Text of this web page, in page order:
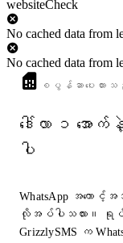
websiteCheck
No cached data from
No cached data from
စပွန်ဆာပေးထား
ဒေါ်လာ ၁ အေ
ပါ
WhatsApp အက
လိုအပ်ပါသလား။ ရု
GrizzlySMS က